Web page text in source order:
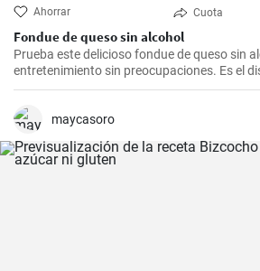
Ahorrar Cuota
Fondue de queso sin alcohol
Prueba este delicioso fondue de queso sin
entretenimiento sin preocupaciones. Es el
una noche acogedora con amigos y
frutas para una experiencia culinaria
maycasoro